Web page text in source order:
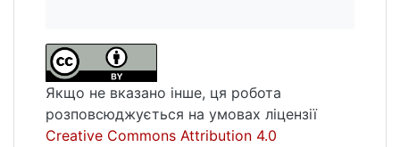
Якщо не вказано інше, ця робота
розповсюджується на умовах ліцензії
Creative Commons Attribution 4.0